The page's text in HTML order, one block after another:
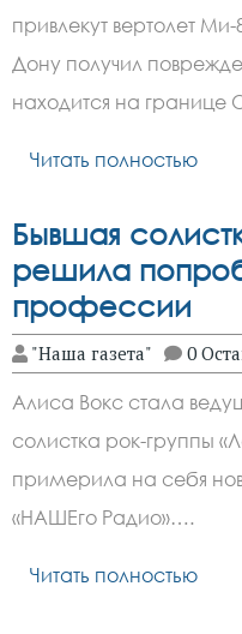
привлекут вертолет
Дону получил
находится на границе
Читать полностью
Бывшая
решила
профессии
"Наша газета" 0
Алиса Вокс стала
солистка рок-группы
примерила на себя
«НАШЕго Радио»….
Читать полностью